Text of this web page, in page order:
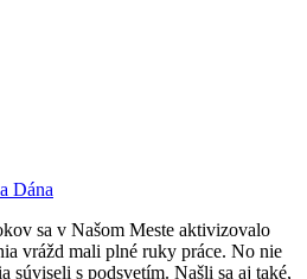
Dána
sa v Našom Meste aktivizovalo
vrážd mali plné ruky práce. No nie
súviseli s podsvetím. Našli sa aj také,